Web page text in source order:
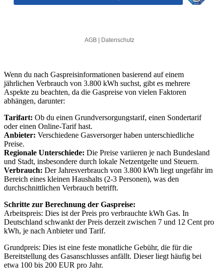
Wenn du nach Gaspreisinformationen basierend auf einem
jährlichen Verbrauch von 3.800 kWh suchst, gibt es mehrere
Aspekte zu beachten, da die Gaspreise von vielen Faktoren
abhängen, darunter:
Tarifart: Ob du einen Grundversorgungstarif, einen Sondertarif
oder einen Online-Tarif hast.
Anbieter: Verschiedene Gasversorger haben unterschiedliche
Preise.
Regionale Unterschiede: Die Preise variieren je nach Bundesland
und Stadt, insbesondere durch lokale Netzentgelte und Steuern.
Verbrauch: Der Jahresverbrauch von 3.800 kWh liegt ungefähr im
Bereich eines kleinen Haushalts (2-3 Personen), was den
durchschnittlichen Verbrauch betrifft.
Schritte zur Berechnung der Gaspreise:
Arbeitspreis: Dies ist der Preis pro verbrauchte kWh Gas. In
Deutschland schwankt der Preis derzeit zwischen 7 und 12 Cent pro
kWh, je nach Anbieter und Tarif.
Grundpreis: Dies ist eine feste monatliche Gebühr, die für die
Bereitstellung des Gasanschlusses anfällt. Dieser liegt häufig bei
etwa 100 bis 200 EUR pro Jahr.